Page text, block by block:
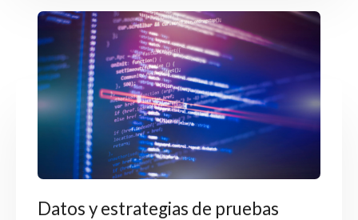
Datos y estrategias de pruebas